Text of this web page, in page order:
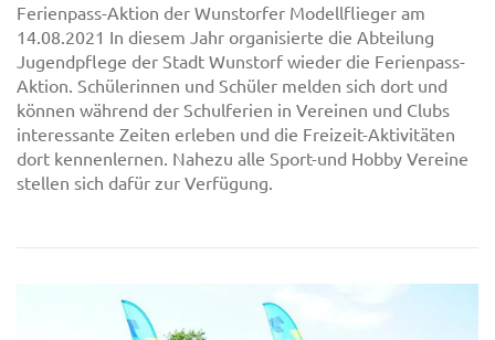
Ferienpass-Aktion der Wunstorfer Modellflieger am
14.08.2021 In diesem Jahr organisierte die Abteilung
Jugendpflege der Stadt Wunstorf wieder die Ferienpass-
Aktion. Schülerinnen und Schüler melden sich dort und
können während der Schulferien in Vereinen und Clubs
interessante Zeiten erleben und die Freizeit-Aktivitäten
dort kennenlernen. Nahezu alle Sport-und Hobby Vereine
stellen sich dafür zur Verfügung.